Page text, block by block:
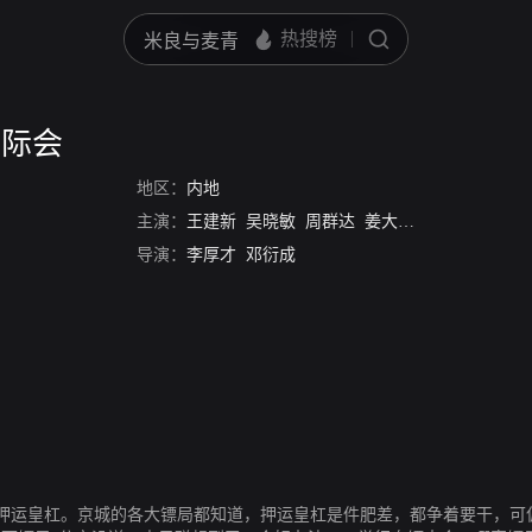
会
地区： 内地
主演：
王建新 吴晓敏 周群达 姜大卫
导演： 李厚才 邓衍成
皇杠。京城的各大镖局都知道，押运皇杠是件肥差，都争着要干，